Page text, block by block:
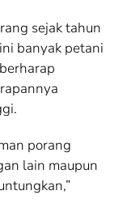
sejak tahun
banyak petani
porang
lain maupun